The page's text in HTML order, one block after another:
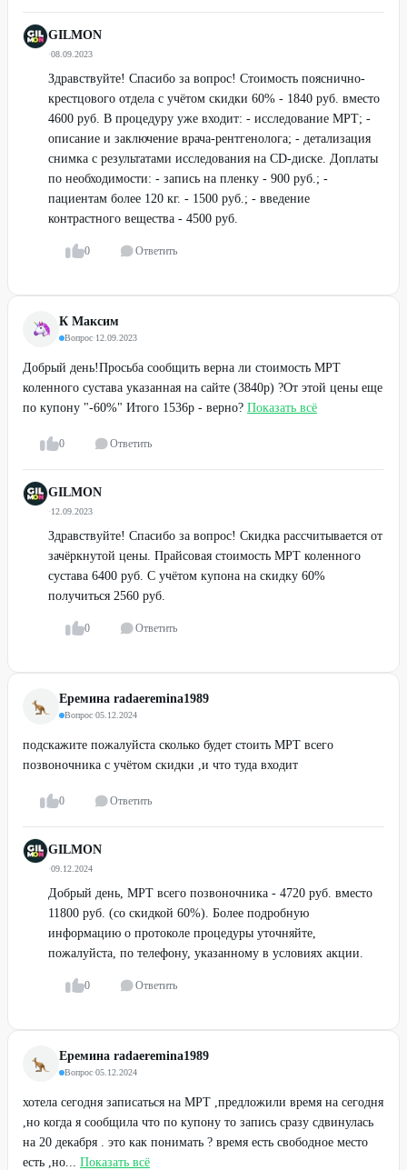
GILMON
·08.09.2023
Здравствуйте! Спасибо за вопрос! Стоимость пояснично-
крестцового отдела с учётом скидки 60% - 1840 руб. вместо
4600 руб. В процедуру уже входит: - исследование МРТ; -
описание и заключение врача-рентгенолога; - детализация
снимка с результатами исследования на CD-диске. Доплаты
по необходимости: - запись на пленку - 900 руб.; -
пациентам более 120 кг. - 1500 руб.; - введение
контрастного вещества - 4500 руб.
0 Ответить
К Максим
Вопрос·12.09.2023
Добрый день!Просьба сообщить верна ли стоимость МРТ
коленного сустава указанная на сайте (3840р) ?От этой цены еще
по купону "-60%" Итого 1536р - верно? Показать всё
0 Ответить
GILMON
·12.09.2023
Здравствуйте! Спасибо за вопрос! Скидка рассчитывается от
зачёркнутой цены. Прайсовая стоимость МРТ коленного
сустава 6400 руб. С учётом купона на скидку 60%
получиться 2560 руб.
0 Ответить
Еремина radaeremina1989
Вопрос·05.12.2024
подскажите пожалуйста сколько будет стоить МРТ всего
позвоночника с учётом скидки ,и что туда входит
0 Ответить
GILMON
·09.12.2024
Добрый день, МРТ всего позвоночника - 4720 руб. вместо
11800 руб. (со скидкой 60%). Более подробную
информацию о протоколе процедуры уточняйте,
пожалуйста, по телефону, указанному в условиях акции.
0 Ответить
Еремина radaeremina1989
Вопрос·05.12.2024
хотела сегодня записаться на МРТ ,предложили время на сегодня
,но когда я сообщила что по купону то запись сразу сдвинулась
на 20 декабря . это как понимать ? время есть свободное место
есть ,но... Показать всё